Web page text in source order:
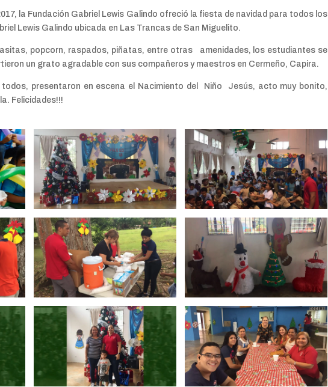
la Fundación Gabriel Lewis Galindo ofreció la fiesta de navidad para todos los
Lewis Galindo ubicada en Las Trancas de San Miguelito.
popcorn, raspados, piñatas, entre otras amenidades, los estudiantes se
un grato agradable con sus compañeros y maestros en Cermeño, Capira.
todos, presentaron en escena el Nacimiento del Niño Jesús, acto muy bonito,
Felicidades!!!